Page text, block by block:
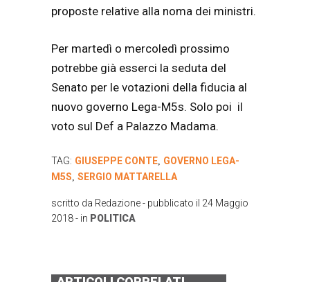
proposte relative alla noma dei ministri.
Per martedì o mercoledì prossimo
potrebbe già esserci la seduta del
Senato per le votazioni della fiducia al
nuovo governo Lega-M5s. Solo poi il
voto sul Def a Palazzo Madama.
TAG: GIUSEPPE CONTE, GOVERNO LEGA-
M5S, SERGIO MATTARELLA
scritto da Redazione- pubblicato il 24 Maggio
2018- in POLITICA